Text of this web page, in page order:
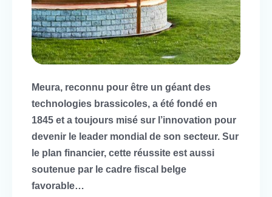
Meura, reconnu pour être un géant des
technologies brassicoles, a été fondé en
1845 et a toujours misé sur l’innovation pour
devenir le leader mondial de son secteur. Sur
le plan financier, cette réussite est aussi
soutenue par le cadre fiscal belge
favorable…